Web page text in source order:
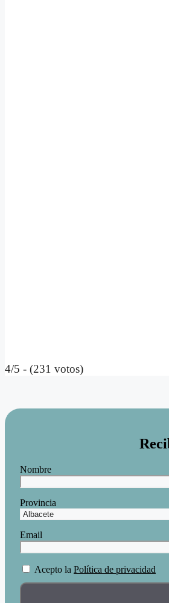
4/5 - (231 votos)
Nombre
Provincia
Email
Acepto la Política de privacidad